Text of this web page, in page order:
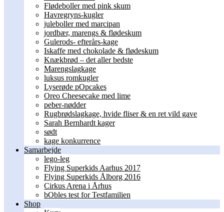
Flødeboller med pink skum
Havregryns-kugler
juleboller med marcipan
jordbær, marengs & flødeskum
Gulerods- efterårs-kage
Iskaffe med chokolade & flødeskum
Knækbrød – det aller bedste
Marengslagkage
luksus romkugler
Lyserøde pOpcakes
Oreo Cheesecake med lime
peber-nødder
Rugbrødslagkage, hvide fliser & en ret vild gave
Sarah Bernhardt kager
sødt
kage konkurrence
Samarbejde
lego-leg
Flying Superkids Aarhus 2017
Flying Superkids Ålborg 2016
Cirkus Arena i Århus
bObles test for Testfamilien
Shop